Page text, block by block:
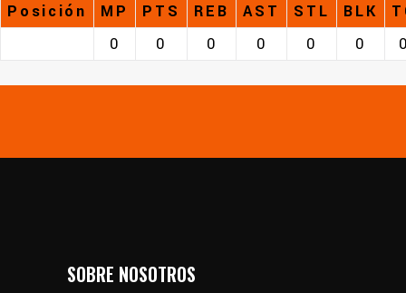
Posición MP PTS REB AST STL BLK
0
0 0 0 0 0
SOBRE NOSOTROS